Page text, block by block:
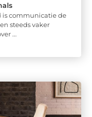
is communicatie de
steeds vaker
...